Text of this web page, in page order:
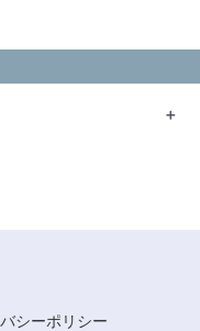
＋
シーポリシー